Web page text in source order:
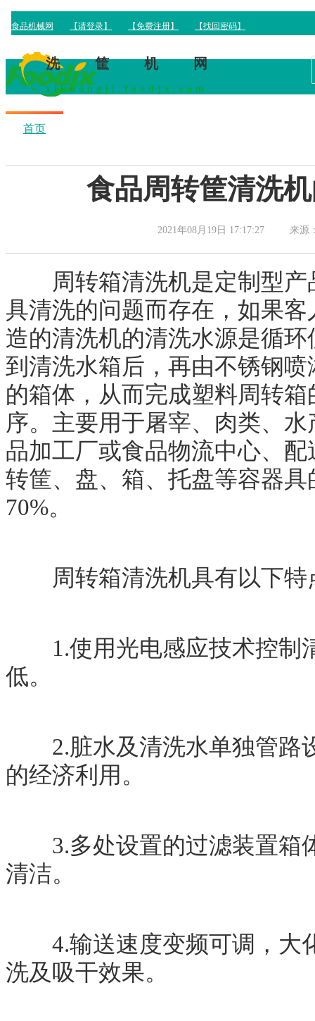
洗筐机网
xikuangji.foodjx.com
首页
食品周转筐清洗
2021年08月19日 17:17:27 来源
周转箱清洗机是定制型产
具清洗的问题而存在，如果
造的清洗机的清洗水源是循
到清洗水箱后，再由不锈钢
的箱体，从而完成塑料周转
序。主要用于屠宰、肉类、
品加工厂或食品物流中心、
转筐、盘、箱、托盘等容器
70%。
周转箱清洗机具有以下特
1.使用光电感应技术控制
低。
2.脏水及清洗水单独管路
的经济利用。
3.多处设置的过滤装置箱
清洁。
4.输送速度变频可调，大
洗及吸干效果。